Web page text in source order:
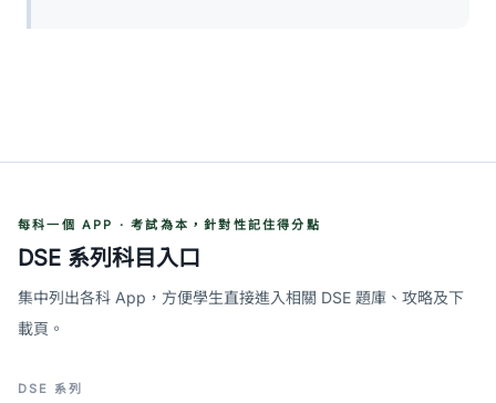
每科一個 APP · 考試為本，針對性記住得分點
DSE 系列科目入口
集中列出各科 App，方便學生直接進入相關 DSE 題庫、攻略及下
載頁。
DSE 系列